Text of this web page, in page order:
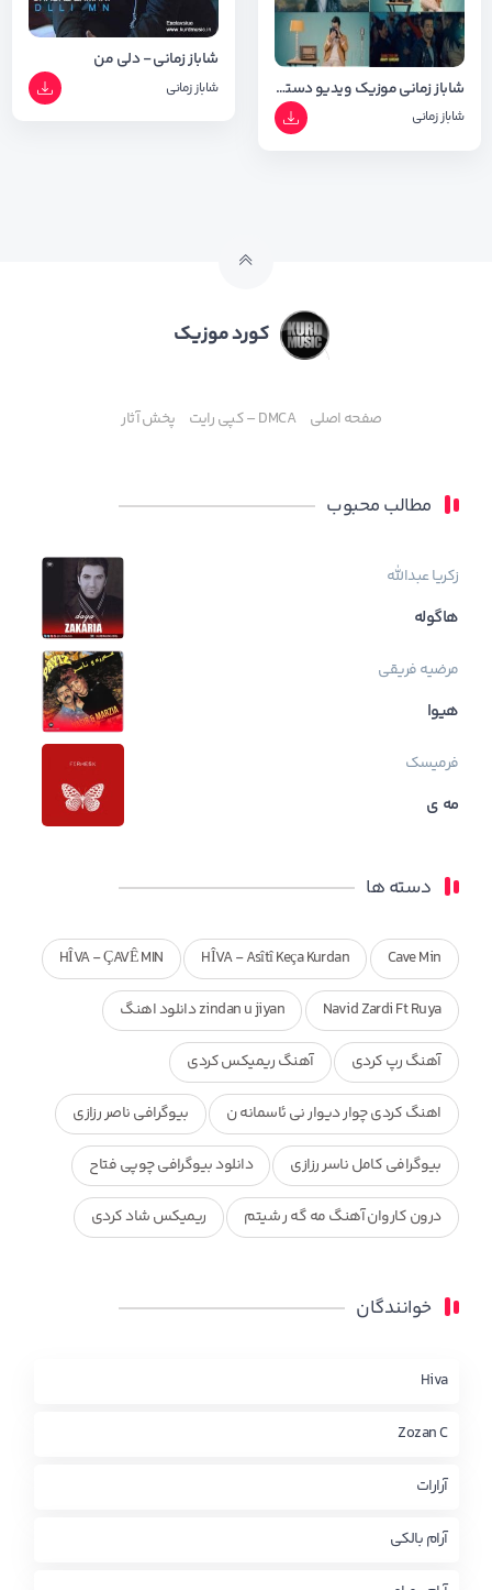
شاباز زمانی موزیک ویدیو دستت بینه
شاباز زمانی
شاباز زمانی - دلی من
شاباز زمانی
کورد موزیک
صفحه اصلی DMCA – کپی رایت پخش آثار
مطالب محبوب
زکریا عبدالله
هاگوله
مرضیه فریقی
هیوا
فرمیسک
مه ی
دسته ها
Cave Min
HÎVA - Asîtî Keça Kurdan
HÎVA - ÇAVÊ MIN
Navid Zardi Ft Ruya zindan u jiyan دانلود اهنگ
آهنگ رپ کردی آهنگ ریمیکس کردی
اهنگ کردی چوار دیوار نی ئاسمانه ن بیوگرافی ناصر رزازی
بیوگرافی کامل ناسر رزازی دانلود بیوگرافی چوپی فتاح
درون کاروان آهنگ مه گه ر شیتم ریمیکس شاد کردی
محمد جزا
چاو من
خوانندگان
Hiva
Zozan C
آرارات
آرام بالکی